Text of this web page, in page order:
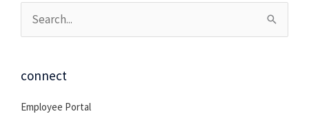
Cari
untuk:
connect
Employee Portal